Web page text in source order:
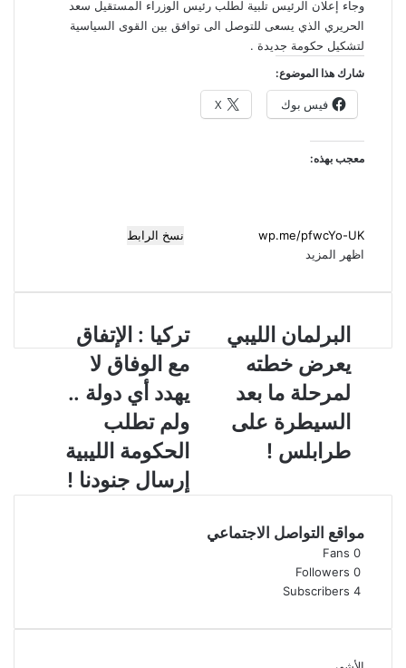
وجاء إعلان الرئيس تلبية لطلب رئيس الوزراء المستقيل سعد
الحريري الذي يسعى للتوصل الى توافق بين القوى السياسية
لتشكيل حكومة جديدة .
شارك هذا الموضوع:
فيس بوك X
معجب بهذه:
نسخ الرابط
اظهر المزيد
ت
ر
ك
ا
:
ا
ل
ل
تركيا : الإتفاق
مع الوفاق لا
يهدد أي دولة ..
ولم تطلب
الحكومة الليبية
إرسال جنودنا !
ا
ل
ب
ر
م
ن
ي
ب
ي
ي
ر
البرلمان الليبي
يعرض خطته
لمرحلة ما بعد
السيطرة على
طرابلس !
مواقع التواصل الاجتماعي
0
Fans
0
Followers
4
Subscribers